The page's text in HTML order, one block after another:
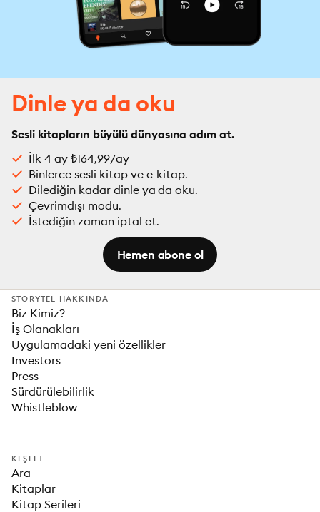
Dinle ya da oku
Sesli kitapların büyülü dünyasına adım at.
İlk 4 ay ₺164,99/ay
Binlerce sesli kitap ve e-kitap.
Dilediğin kadar dinle ya da oku.
Çevrimdışı modu.
İstediğin zaman iptal et.
Hemen abone ol
STORYTEL HAKKINDA
Biz Kimiz?
İş Olanakları
Uygulamadaki yeni özellikler
Investors
Press
Sürdürülebilirlik
Whistleblow
KEŞFET
Ara
Kitaplar
Kitap Serileri